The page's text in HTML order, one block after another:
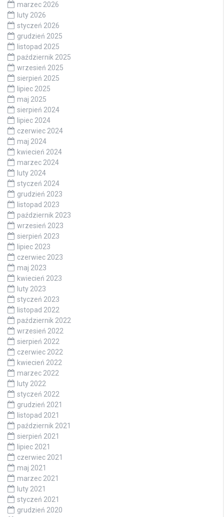
marzec 2026
luty 2026
styczeń 2026
grudzień 2025
listopad 2025
październik 2025
wrzesień 2025
sierpień 2025
lipiec 2025
maj 2025
sierpień 2024
lipiec 2024
czerwiec 2024
maj 2024
kwiecień 2024
marzec 2024
luty 2024
styczeń 2024
grudzień 2023
listopad 2023
październik 2023
wrzesień 2023
sierpień 2023
lipiec 2023
czerwiec 2023
maj 2023
kwiecień 2023
luty 2023
styczeń 2023
listopad 2022
październik 2022
wrzesień 2022
sierpień 2022
czerwiec 2022
kwiecień 2022
marzec 2022
luty 2022
styczeń 2022
grudzień 2021
listopad 2021
październik 2021
sierpień 2021
lipiec 2021
czerwiec 2021
maj 2021
marzec 2021
luty 2021
styczeń 2021
grudzień 2020